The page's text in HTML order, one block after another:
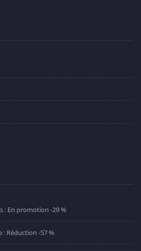
: En promotion -29 %
Réduction -57 %